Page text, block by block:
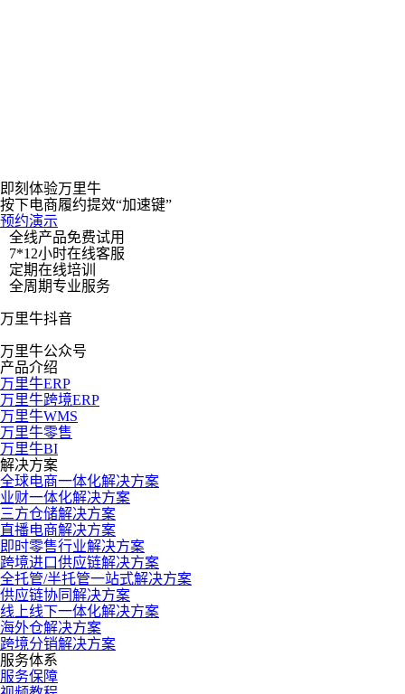
为OTC药物跨境电商提供从供应链、跨境采购到分销的一站式
服务。依托万里牛系统，实现了从药品备案、头程采购、仓配发
货、直邮转运到清关申报的全流程数字化管理，以端到端的智能
解決方案，保障跨境医药供应链的合规、高效与可靠．
即刻体验万里牛
按下电商履约提效“加速键”
预约演示
全线产品免费试用
7*12小时在线客服
定期在线培训
全周期专业服务
万里牛抖音
万里牛公众号
产品介绍
万里牛ERP
万里牛跨境ERP
万里牛WMS
万里牛零售
万里牛BI
解决方案
全球电商一体化解决方案
业财一体化解决方案
三方仓储解决方案
直播电商解决方案
即时零售行业解决方案
跨境进口供应链解决方案
全托管/半托管一站式解决方案
供应链协同解决方案
线上线下一体化解决方案
海外仓解决方案
跨境分销解决方案
服务体系
服务保障